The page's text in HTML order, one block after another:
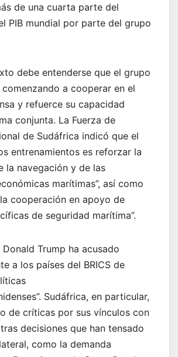
de una cuarta parte del
PIB mundial por parte del grupo
debe entenderse que el grupo
a cooperar en el
y refuerce su capacidad
conjunta. La Fuerza de
de Sudáfrica indicó que el
entrenamientos es reforzar la
la navegación y de las
marítimas”, así como
cooperación en apoyo de
de seguridad marítima”.
Trump ha acusado
a los países del BRICS de
Sudáfrica, en particular,
de críticas por sus vínculos con
decisiones que han tensado
como la demanda